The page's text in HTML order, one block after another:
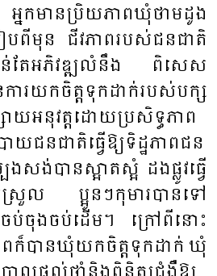
ក​មាន​ប្រិយ​ភាព​ឃុំ​ថាម​ដូង​
ប​ពី​មុន​ ជីវភាព​របស់​ជន​ជាតិ​
ាន់​តែ​អភិ​វឌ្ឍ​លំ​នឹង​ ពិសេស​
ារ​យក​ចិត្ត​ទុក​ដាក់​របស់​បក្ស​
សាយ​អនុ​វត្ត​ដោយ​ប្រ​សិទ្ធ​ភាព​
ន​ជាតិ​ធ្វើ​ឱ្យ​ទិដ្ឋ​ភាព​ជន​
ង​សង់​បាន​ស្អាត​ស្អំ​ ដង​ផ្លូវ​ធ្វើ​
រួល​ ប្អូន​ៗ​កុមារបាន​ទៅ​
ចប់​ចុង​ចប់​ដើម​។ ក្រៅ​ពី​នោះ​
ព​ក៏​បាន​ឃុំ​យក​ចិត្ត​ទុក​ដាក់​ ឃុំ​